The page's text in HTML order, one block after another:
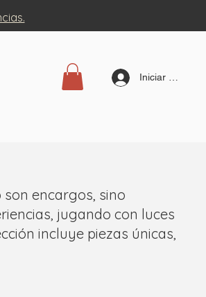
Iniciar sesión
encargos, sino
jugando con luces
incluye piezas únicas,